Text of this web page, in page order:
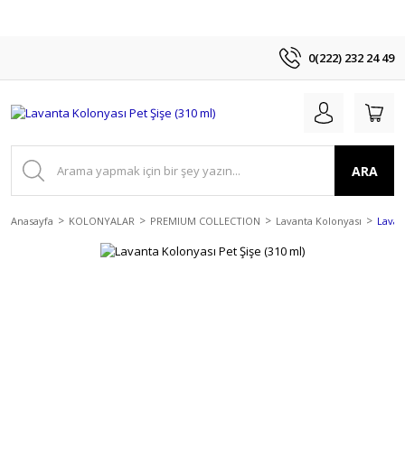
0(222) 232 24 49
ARA
Anasayfa KOLONYALAR PREMIUM COLLECTION Lavanta Kolonyası